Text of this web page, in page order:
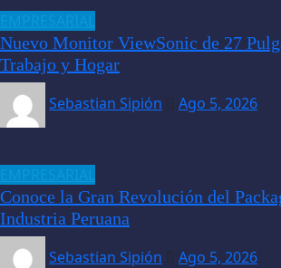
Nuevo Monitor ViewSonic de 27
Trabajo y Hogar
Sebastian Sipión
Ago 5, 2026
Conoce la Gran Revolución del
Industria Peruana
Sebastian Sipión
Ago 5, 2026